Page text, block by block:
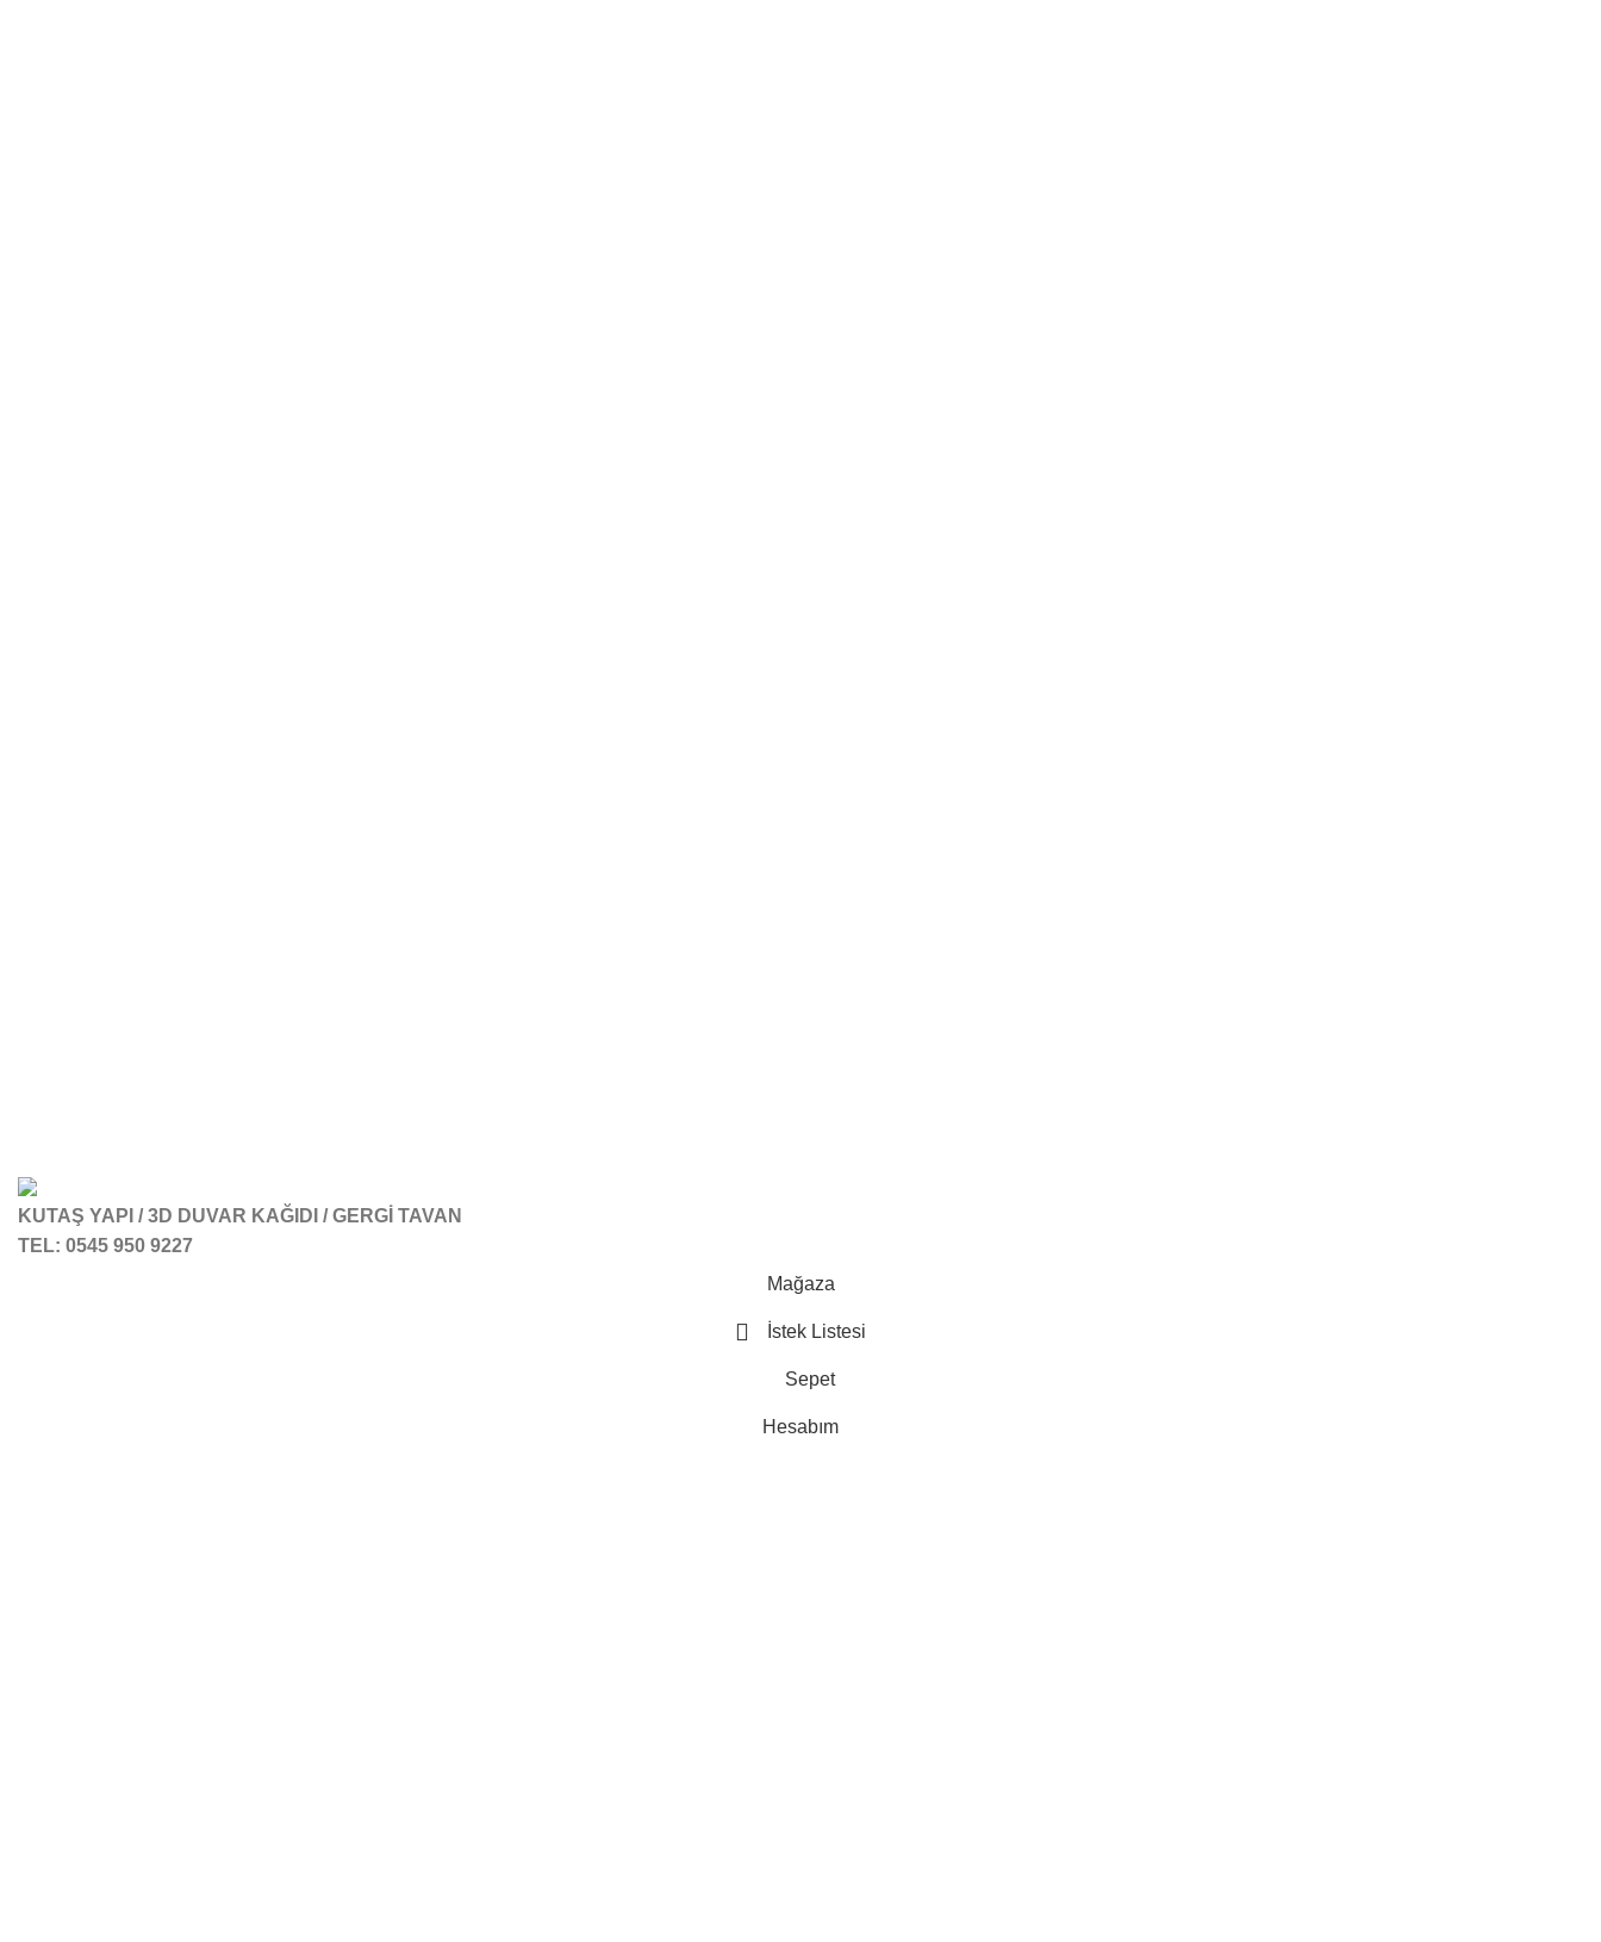
KUTAŞ YAPI / 3D DUVAR KAĞIDI / GERGİ TAVAN
TEL: 0545 950 9227
Mağaza
İstek Listesi
Sepet
Hesabım